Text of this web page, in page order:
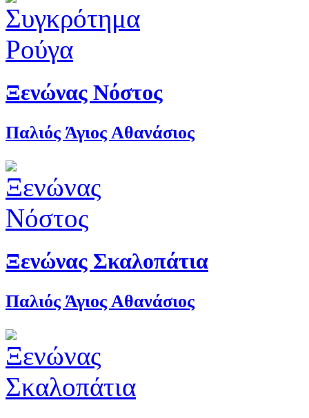
Ξενώνας Νόστος
Παλιός Άγιος Αθανάσιος
Ξενώνας Σκαλοπάτια
Παλιός Άγιος Αθανάσιος